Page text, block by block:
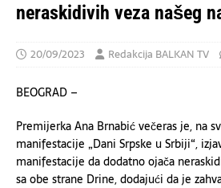
neraskidivih veza našeg
20/09/2023 Redakcija BALKAN TV
BEOGRAD –
Premijerka Ana Brnabić večeras je, na
manifestacije „Dani Srpske u Srbiji“,
manifestacije da dodatno ojača
sa obe strane Drine, dodajući da je